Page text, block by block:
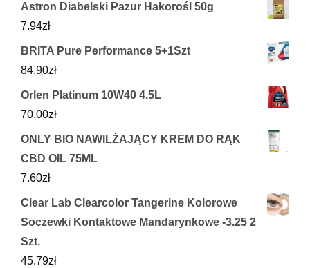
Astron Diabelski Pazur Hakorośl 50g
7.94zł
BRITA Pure Performance 5+1Szt
84.90zł
Orlen Platinum 10W40 4.5L
70.00zł
ONLY BIO NAWILŻAJĄCY KREM DO RĄK
CBD OIL 75ML
7.60zł
Clear Lab Clearcolor Tangerine Kolorowe
Soczewki Kontaktowe Mandarynkowe -3.25 2
Szt.
45.79zł